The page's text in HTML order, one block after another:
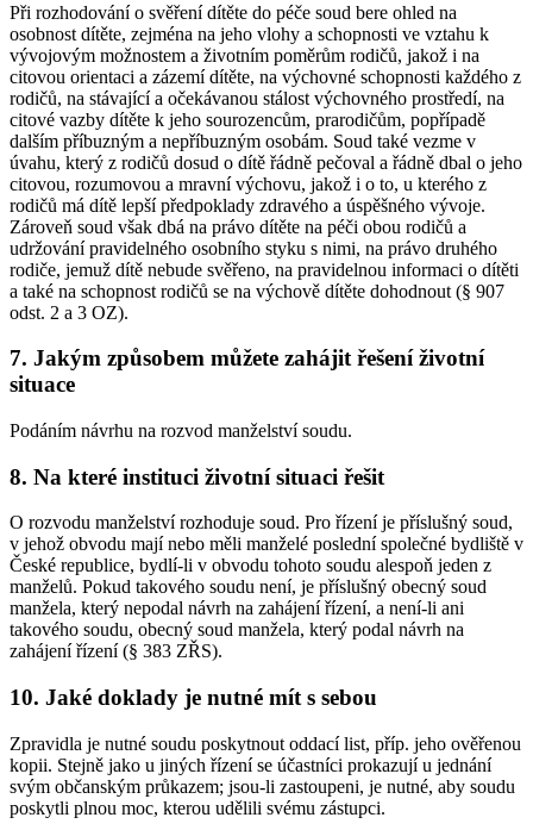
Při rozhodování o svěření dítěte do péče soud bere ohled na
osobnost dítěte, zejména na jeho vlohy a schopnosti ve vztahu k
vývojovým možnostem a životním poměrům rodičů, jakož i na
citovou orientaci a zázemí dítěte, na výchovné schopnosti každého z
rodičů, na stávající a očekávanou stálost výchovného prostředí, na
citové vazby dítěte k jeho sourozencům, prarodičům, popřípadě
dalším příbuzným a nepříbuzným osobám. Soud také vezme v
úvahu, který z rodičů dosud o dítě řádně pečoval a řádně dbal o jeho
citovou, rozumovou a mravní výchovu, jakož i o to, u kterého z
rodičů má dítě lepší předpoklady zdravého a úspěšného vývoje.
Zároveň soud však dbá na právo dítěte na péči obou rodičů a
udržování pravidelného osobního styku s nimi, na právo druhého
rodiče, jemuž dítě nebude svěřeno, na pravidelnou informaci o dítěti
a také na schopnost rodičů se na výchově dítěte dohodnout (§ 907
odst. 2 a 3 OZ).
7. Jakým způsobem můžete zahájit řešení životní
situace
Podáním návrhu na rozvod manželství soudu.
8. Na které instituci životní situaci řešit
O rozvodu manželství rozhoduje soud. Pro řízení je příslušný soud,
v jehož obvodu mají nebo měli manželé poslední společné bydliště v
České republice, bydlí-li v obvodu tohoto soudu alespoň jeden z
manželů. Pokud takového soudu není, je příslušný obecný soud
manžela, který nepodal návrh na zahájení řízení, a není-li ani
takového soudu, obecný soud manžela, který podal návrh na
zahájení řízení (§ 383 ZŘS).
10. Jaké doklady je nutné mít s sebou
Zpravidla je nutné soudu poskytnout oddací list, příp. jeho ověřenou
kopii. Stejně jako u jiných řízení se účastníci prokazují u jednání
svým občanským průkazem; jsou-li zastoupeni, je nutné, aby soudu
poskytli plnou moc, kterou udělili svému zástupci.